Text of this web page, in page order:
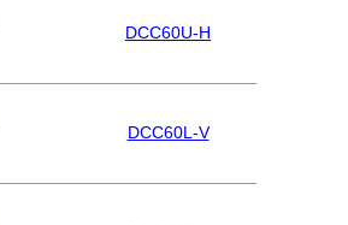
DCC60U-H
DCC60L-V